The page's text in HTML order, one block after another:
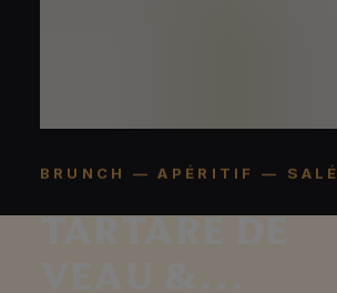
BRUNCH — APÉRITIF — SALÉ
TARTARE DE